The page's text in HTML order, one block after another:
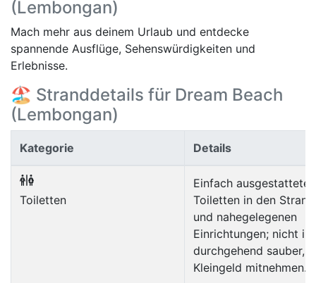
(Lembongan)
Mach mehr aus deinem Urlaub und entdecke
spannende Ausflüge, Sehenswürdigkeiten und
Erlebnisse.
🏖️ Stranddetails für Dream Beach
(Lembongan)
Kategorie Details
Toiletten
Einfach ausgestattete
Toiletten in den
und nahegelegenen
Einrichtungen; nicht
durchgehend sauber,
Kleingeld mitnehmen.